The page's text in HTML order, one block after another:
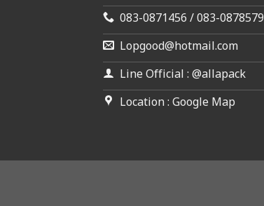
083-0871456 / 083-0878579
Lopgood@hotmail.com
Line Official : @allapack
Location : Google Map